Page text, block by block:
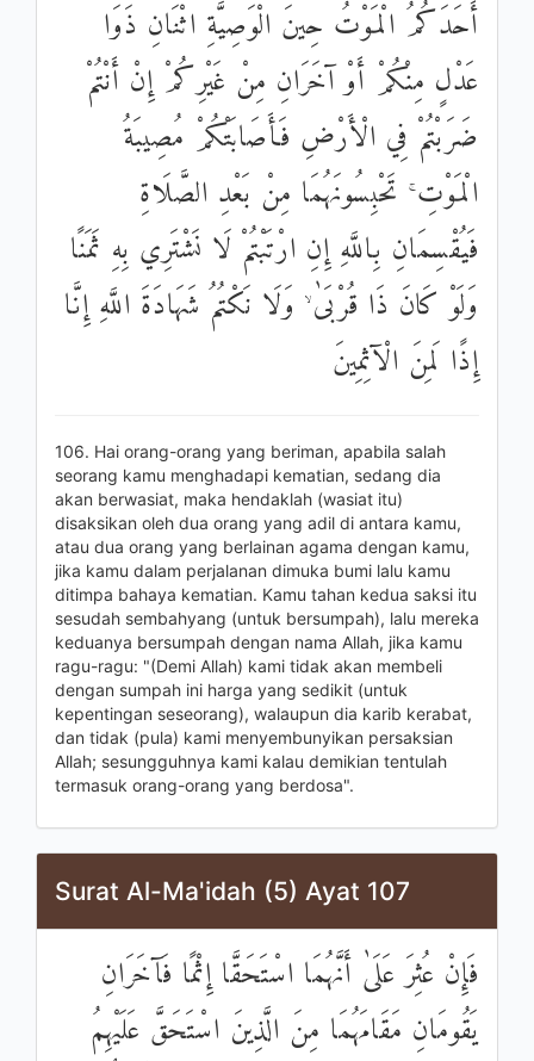
أَحَدَكُمُ الْمَوْتُ حِينَ الْوَصِيَّةِ اثْنَانِ ذَوَا
عَدْلٍ مِنْكُمْ أَوْ آخَرَانِ مِنْ غَيْرِكُمْ إِنْ أَنْتُمْ
ضَرَبْتُمْ فِي الْأَرْضِ فَأَصَابَتْكُمْ مُصِيبَةُ
الْمَوْتِ ۚ تَحْبِسُونَهُمَا مِنْ بَعْدِ الصَّلَاةِ
فَيُقْسِمَانِ بِاللَّهِ إِنِ ارْتَبْتُمْ لَا نَشْتَرِي بِهِ ثَمَنًا
وَلَوْ كَانَ ذَا قُرْبَىٰ ۙ وَلَا نَكْتُمُ شَهَادَةَ اللَّهِ إِنَّا
إِذًا لَمِنَ الْآثِمِينَ
106. Hai orang-orang yang beriman, apabila salah
seorang kamu menghadapi kematian, sedang dia
akan berwasiat, maka hendaklah (wasiat itu)
disaksikan oleh dua orang yang adil di antara kamu,
atau dua orang yang berlainan agama dengan kamu,
jika kamu dalam perjalanan dimuka bumi lalu kamu
ditimpa bahaya kematian. Kamu tahan kedua saksi itu
sesudah sembahyang (untuk bersumpah), lalu mereka
keduanya bersumpah dengan nama Allah, jika kamu
ragu-ragu: "(Demi Allah) kami tidak akan membeli
dengan sumpah ini harga yang sedikit (untuk
kepentingan seseorang), walaupun dia karib kerabat,
dan tidak (pula) kami menyembunyikan persaksian
Allah; sesungguhnya kami kalau demikian tentulah
termasuk orang-orang yang berdosa".
Surat Al-Ma'idah (5) Ayat 107
فَإِنْ عُثِرَ عَلَىٰ أَنَّهُمَا اسْتَحَقَّا إِثْمًا فَآخَرَانِ
يَقُومَانِ مَقَامَهُمَا مِنَ الَّذِينَ اسْتَحَقَّ عَلَيْهِمُ